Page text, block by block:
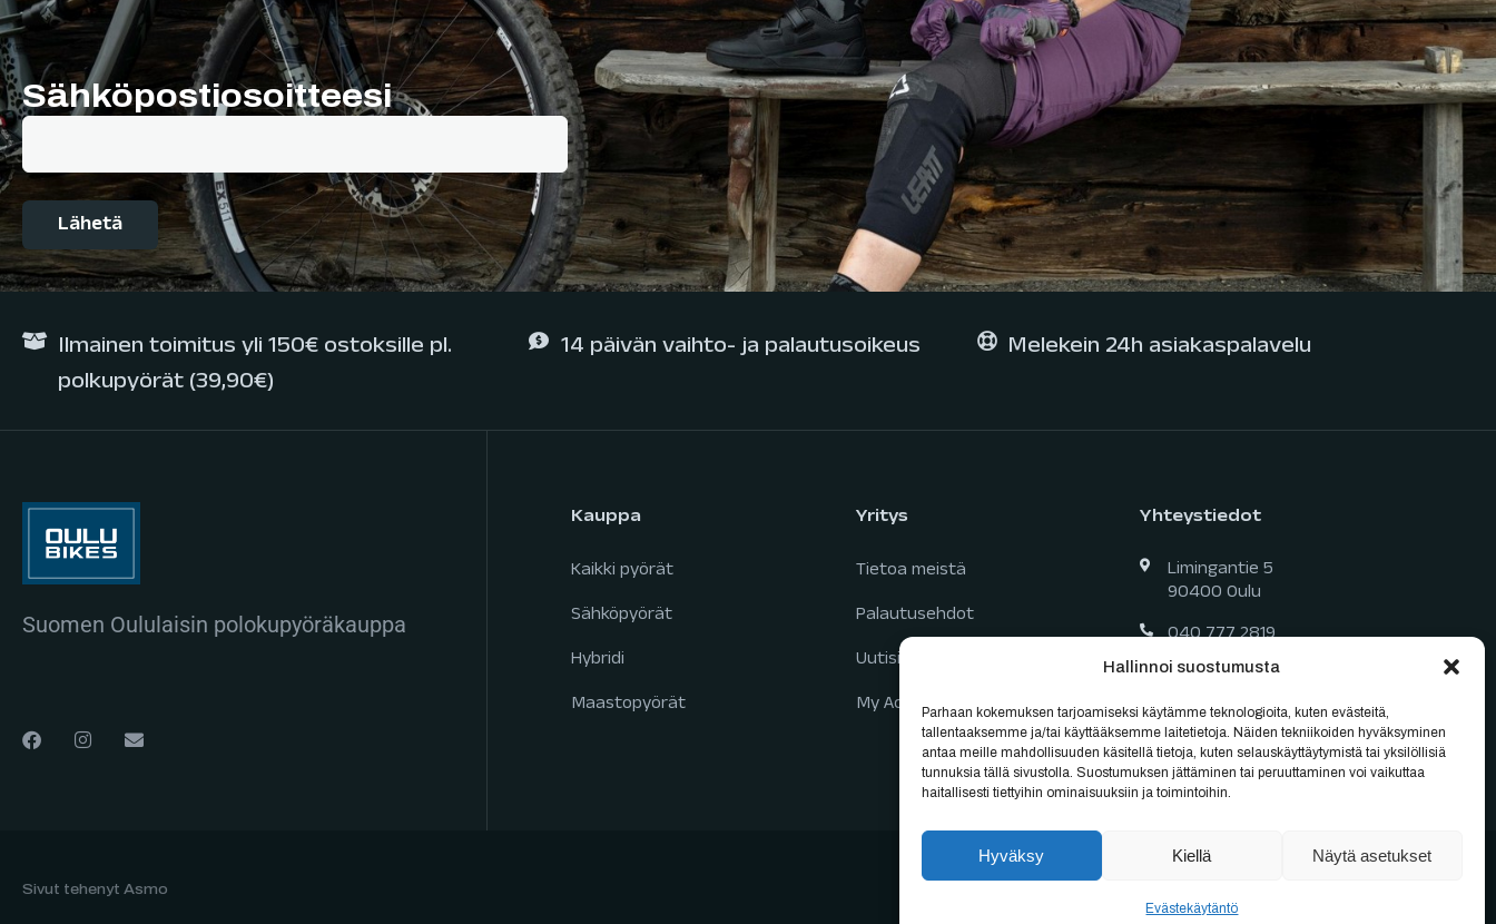
Hallinnoi suostumusta
Parhaan kokemuksen tarjoamiseksi käytämme teknologioita, kuten evästeitä,
tallentaaksemme ja/tai käyttääksemme laitetietoja. Näiden tekniikoiden hyväksyminen
antaa meille mahdollisuuden käsitellä tietoja, kuten selauskäyttäytymistä tai yksilöllisiä
tunnuksia tällä sivustolla. Suostumuksen jättäminen tai peruuttaminen voi vaikuttaa
haitallisesti tiettyihin ominaisuuksiin ja toimintoihin.
Hyväksy Kiellä Näytä asetukset
Evästekäytäntö
Sähköpostiosoitteesi
Ilmainen toimitus yli 150€ ostoksille pl.
polkupyörät (39,90€)
14 päivän vaihto- ja palautusoikeus Melekein 24h asiakaspalavelu
Suomen Oululaisin polokupyöräkauppa
Kauppa
Kaikki pyörät
Sähköpyörät
Hybridi
Maastopyörät
Yritys
Tietoa meistä
Palautusehdot
Uutisia
My Account
Yhteystiedot
Limingantie 5
90400 Oulu
040 777 2819
myynti@oulubikes.fi
Arkisin: 10:00-18:00
La: 10:00-15:00
Sivut tehenyt Asmo